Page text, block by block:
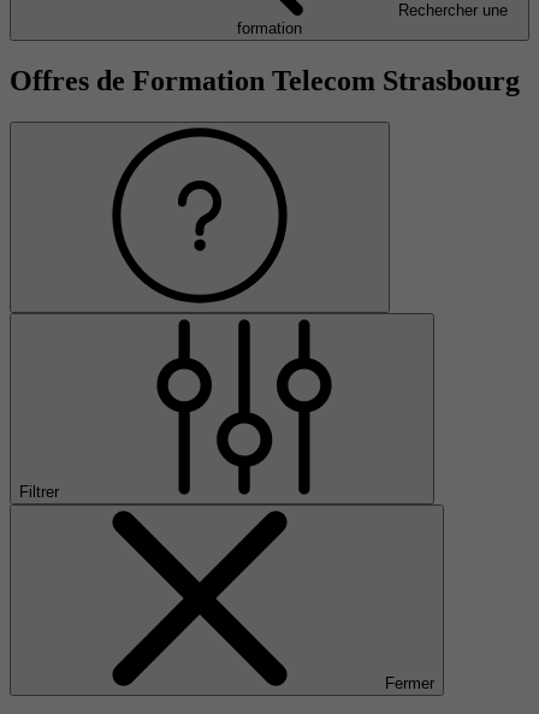
Rechercher une
formation
Offres de Formation Telecom Strasbourg
Filtrer
Fermer